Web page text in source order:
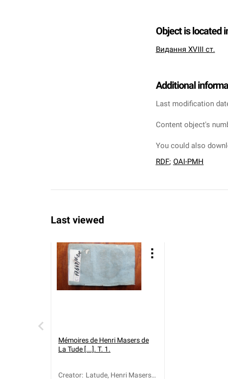
Object is located
Видання XVIII ст.
Additional
Last modification
Content object's
You could also
RDF; OAI-PMH
Last viewed
Mémoires de Henri Masers de
La Tude [...]. T. 1.
Creator: Latude, Henri Masers